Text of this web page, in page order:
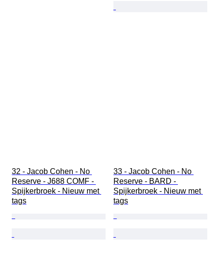
32 - Jacob Cohen - No
Reserve - J688 COMF -
Spijkerbroek - Nieuw met
tags
33 - Jacob Cohen - No
Reserve - BARD -
Spijkerbroek - Nieuw met
tags